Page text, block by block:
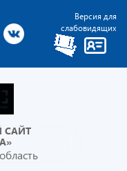
Версия для
слабовидящих